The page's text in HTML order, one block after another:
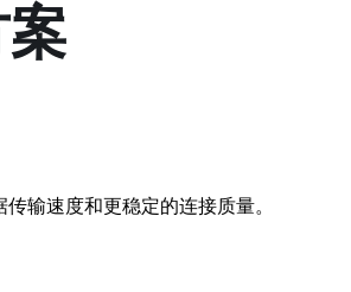
输速度和更稳定的连接质量。